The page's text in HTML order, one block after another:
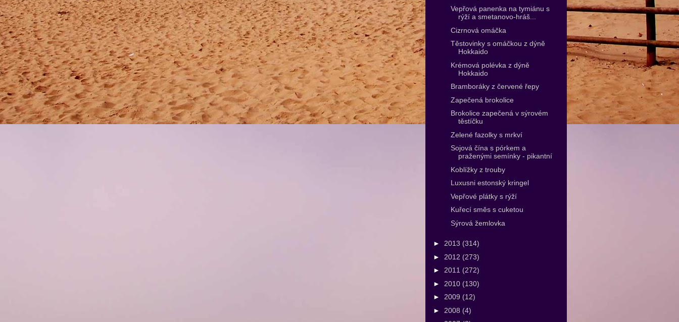
Vepřová panenka na tymiánu s
rýží a smetanovo-hráš...
Cizrnová omáčka
Těstovinky s omáčkou z dýně
Hokkaido
Krémová polévka z dýně
Hokkaido
Bramboráky z červené řepy
Zapečená brokolice
Brokolice zapečená v sýrovém
těstíčku
Zelené fazolky s mrkví
Sojová čína s pórkem a
praženými semínky - pikantní
Koblížky z trouby
Luxusni estonský kringel
Vepřové plátky s rýží
Kuřecí směs s cuketou
Sýrová žemlovka
► 2013 (314)
► 2012 (273)
► 2011 (272)
► 2010 (130)
► 2009 (12)
► 2008 (4)